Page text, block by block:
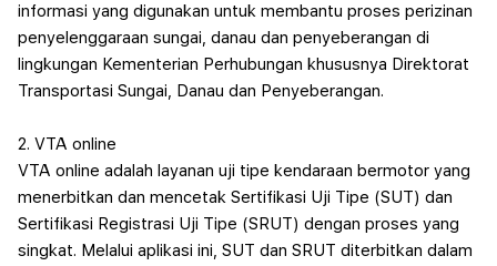
informasi yang digunakan untuk membantu proses perizinan
penyelenggaraan sungai, danau dan penyeberangan di
lingkungan Kementerian Perhubungan khususnya Direktorat
Transportasi Sungai, Danau dan Penyeberangan.
2. VTA online
VTA online adalah layanan uji tipe kendaraan bermotor yang
menerbitkan dan mencetak Sertifikasi Uji Tipe (SUT) dan
Sertifikasi Registrasi Uji Tipe (SRUT) dengan proses yang
singkat. Melalui aplikasi ini, SUT dan SRUT diterbitkan dalam